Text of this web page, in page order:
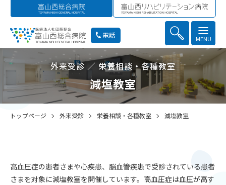
MENU
電話
外来受診 ／ 栄養相談・各種教室
減塩教室
トップページ 外来受診 栄養相談・各種教室 減塩教室
高血圧症の患者さまや心疾患、脳血管疾患で受診されている患者
さまを対象に減塩教室を開催しています。高血圧症は血圧が高す